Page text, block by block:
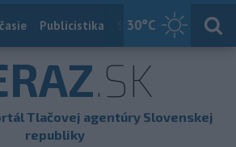
30°C
Publicistika Slovensko
.SK
Tlačovej agentúry Slovenskej
republiky